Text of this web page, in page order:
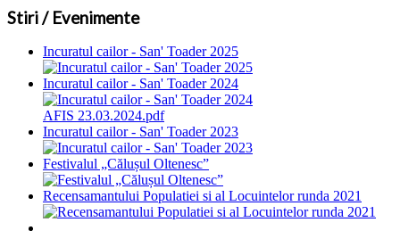
Stiri / Evenimente
Incuratul cailor - San' Toader 2025
Incuratul cailor - San' Toader 2024
AFIS 23.03.2024.pdf
Incuratul cailor - San' Toader 2023
Festivalul „Călușul Oltenesc”
Recensamantului Populatiei si al Locuintelor runda 2021